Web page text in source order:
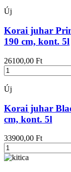
Új
Korai juhar
190 cm, kont. 5l
26100,00 Ft
Új
Korai juhar
cm, kont. 5l
33900,00 Ft